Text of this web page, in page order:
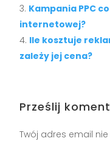
Kampania PPC
internetowej?
Ile kosztuje
zależy jej cena?
Prześlij
Twój adres email